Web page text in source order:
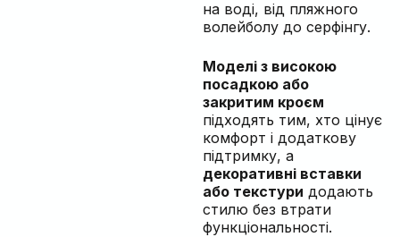
на воді, від пляжного
волейболу до серфінгу.
Моделі з високою
посадкою або
закритим кроєм
підходять тим, хто цінує
комфорт і додаткову
підтримку, а
декоративні вставки
або текстури додають
стилю без втрати
функціональності.